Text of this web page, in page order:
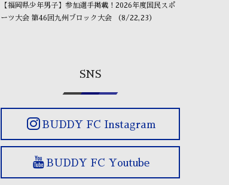
【福岡県少年男子】参加選手掲載！2026年度国民スポ
ーツ大会 第46回九州ブロック大会 （8/22,23）
SNS
BUDDY FC Instagram
BUDDY FC Youtube